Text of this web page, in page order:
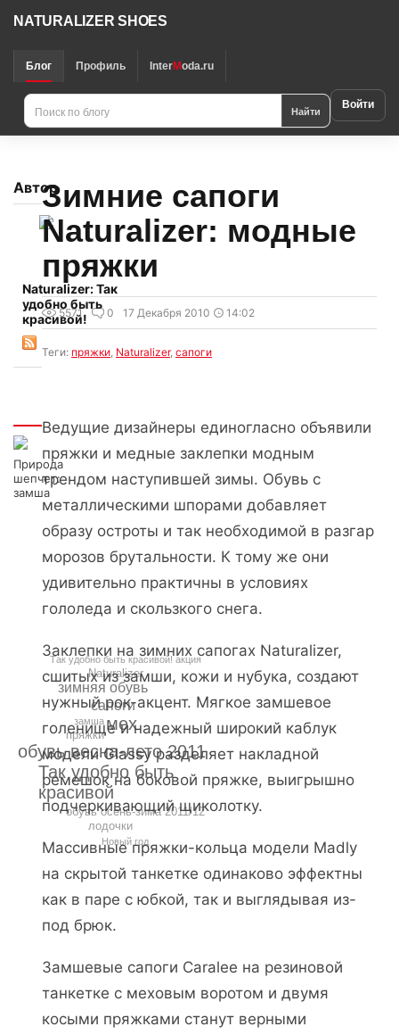
NATURALIZER SHOES
Блог Профиль InterModa.ru
Найти Войти
Автор
Naturalizer: Так
удобно быть
красивой!
Природа
шепчет:
замша
обувь весна-лето 2011
Так удобно быть
красивой
мех
сапоги
зимняя обувь
пряжки
обувь осень-зима 2011/12
Naturalizer
лодочки
замша
Новый год
Так удобно быть красивой! акция
Зимние сапоги
Naturalizer: модные
пряжки
5571 0 17 Декабря 2010 14:02
Теги: пряжки, Naturalizer, сапоги
Ведущие дизайнеры единогласно объявили
пряжки и медные заклепки модным
трендом наступившей зимы. Обувь с
металлическими шпорами добавляет
образу остроты и так необходимой в разгар
морозов брутальности. К тому же они
удивительно практичны в условиях
гололеда и скользкого снега.
Заклепки на зимних сапогах Naturalizer,
сшитых из замши, кожи и нубука, создают
нужный рок-акцент. Мягкое замшевое
голенище и надежный широкий каблук
модели Glassy разделяет накладной
ремешок на боковой пряжке, выигрышно
подчеркивающий щиколотку.
Массивные пряжки-кольца модели Madly
на скрытой танкетке одинаково эффектны
как в паре с юбкой, так и выглядывая из-
под брюк.
Замшевые сапоги Caralee на резиновой
танкетке с меховым воротом и двумя
косыми пряжками станут верными